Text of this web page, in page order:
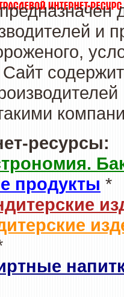
и
Сайт
ресурсы:
продукты *